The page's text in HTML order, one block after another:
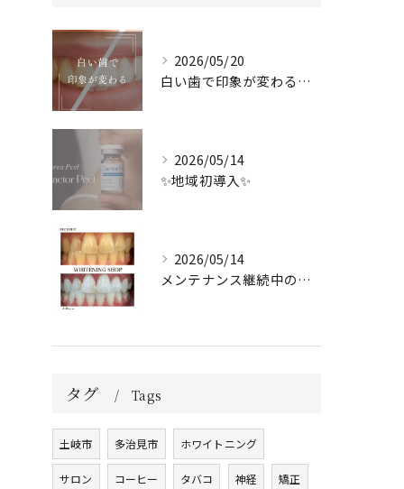
2026/05/20
白い歯で印象が変わる🦷✨️
2026/05/14
✨地域初導入✨
2026/05/14
メンテナンス継続中のお客様🤍
タグ Tags
土岐市 多治見市 ホワイトニング
サロン コーヒー タバコ 神経 矯正